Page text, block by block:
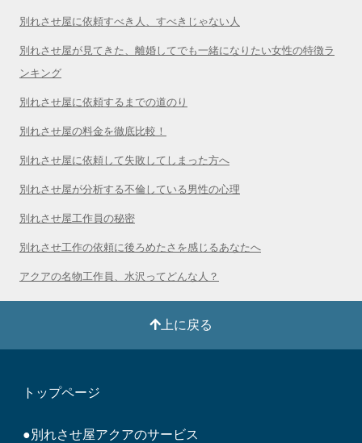
別れさせ屋に依頼すべき人、すべきじゃない人
別れさせ屋が見てきた、離婚してでも一緒になりたい女性の特徴ラ
ンキング
別れさせ屋に依頼するまでの道のり
別れさせ屋の料金を徹底比較！
別れさせ屋に依頼して失敗してしまった方へ
別れさせ屋が分析する不倫している男性の心理
別れさせ屋工作員の秘密
別れさせ工作の依頼に後ろめたさを感じるあなたへ
アクアの名物工作員、水沢ってどんな人？
上に戻る
トップページ
●別れさせ屋アクアのサービス